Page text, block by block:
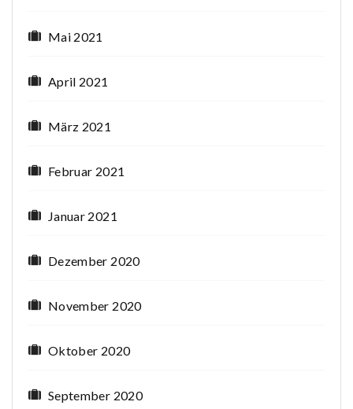
Mai 2021
April 2021
März 2021
Februar 2021
Januar 2021
Dezember 2020
November 2020
Oktober 2020
September 2020